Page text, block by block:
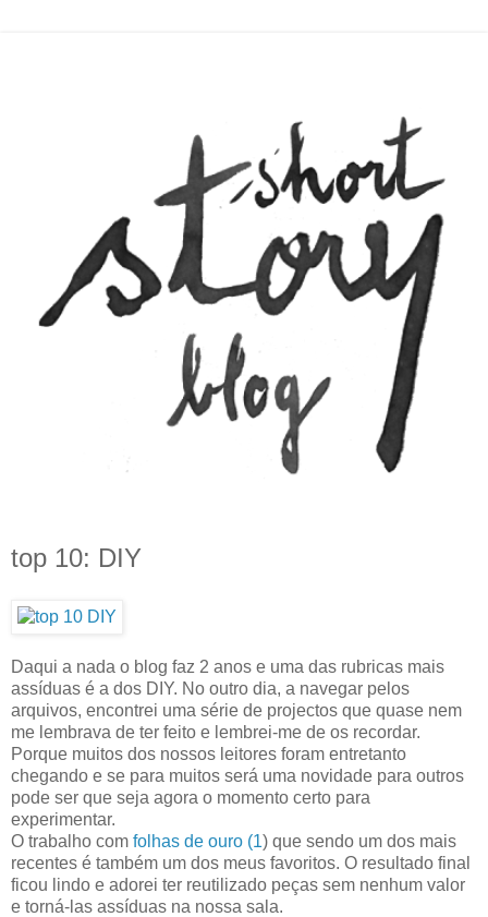
top 10: DIY
Daqui a nada o blog faz 2 anos e uma das rubricas mais
assíduas é a dos DIY. No outro dia, a navegar pelos
arquivos, encontrei uma série de projectos que quase nem
me lembrava de ter feito e lembrei-me de os recordar.
Porque muitos dos nossos leitores foram entretanto
chegando e se para muitos será uma novidade para outros
pode ser que seja agora o momento certo para
experimentar.
O trabalho com folhas de ouro (1) que sendo um dos mais
recentes é também um dos meus favoritos. O resultado final
ficou lindo e adorei ter reutilizado peças sem nenhum valor
e torná-las assíduas na nossa sala.